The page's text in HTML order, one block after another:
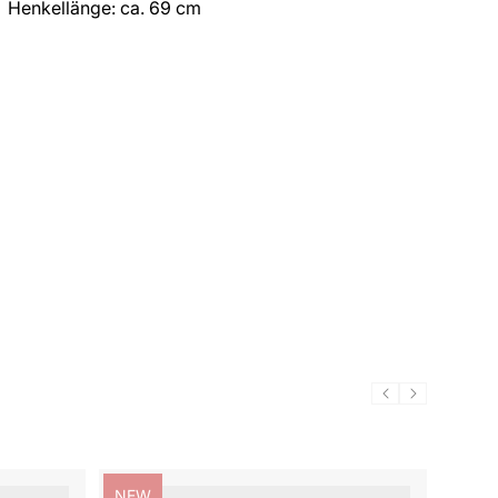
Henkellänge: ca. 69 cm
Produktbezeichnung: